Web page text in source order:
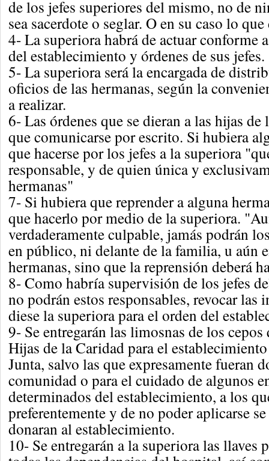
de los jefes superiores del mismo, no de
sea sacerdote o seglar. O en su caso lo
4- La superiora habrá de actuar conforme
del establecimiento y órdenes de sus jefes.
5- La superiora será la encargada de
oficios de las hermanas, según la
a realizar.
6- Las órdenes que se dieran a las hijas
que comunicarse por escrito. Si hubiera
que hacerse por los jefes a la superiora
responsable, y de quien única y
hermanas"
7- Si hubiera que reprender a alguna
que hacerlo por medio de la superiora.
verdaderamente culpable, jamás podrán
en público, ni delante de la familia, u aún
hermanas, sino que la reprensión deberá
8- Como habría supervisión de los jefes
no podrán estos responsables, revocar las
diese la superiora para el orden del
9- Se entregarán las limosnas de los
Hijas de la Caridad para el
Junta, salvo las que expresamente fueran
comunidad o para el cuidado de algunos
determinados del establecimiento, a los
preferentemente y de no poder aplicarse
donaran al establecimiento.
10- Se entregarán a la superiora las llaves